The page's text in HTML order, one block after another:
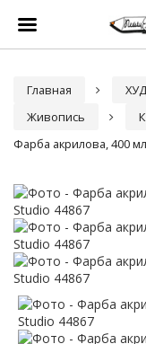
Главная
Живопись
Фарба акрилова, 400